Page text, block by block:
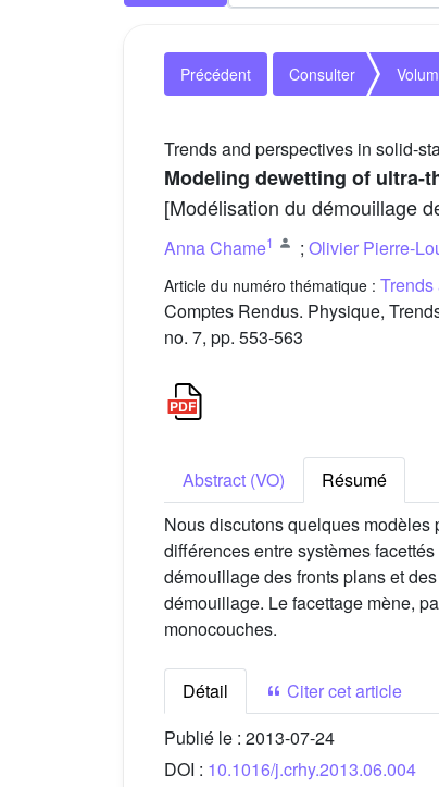
Précédent Consulter
Trends and perspectives in solid-
Modeling dewetting of ultra-
[Modélisation du démouillage
Anna Chame1 ; Olivier Pierre-
Article du numéro thématique :
Comptes Rendus. Physique,
no. 7, pp. 553-563
Abstract (VO)
Résumé
Nous discutons quelques
différences entre systèmes
démouillage des fronts plans et
démouillage. Le facettage mène,
monocouches.
Détail
Citer cet article
Publié le : 2013-07-24
DOI : 10.1016/j.crhy.2013.06.004